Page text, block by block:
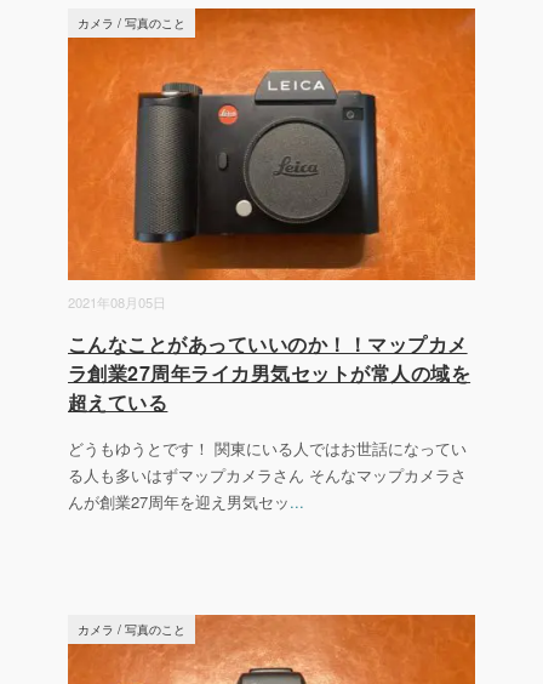
2021年08月05日
カメラ / 写真のこと
こんなことがあっていいのか！！マップカメ
ラ創業27周年ライカ男気セットが常人の域を
超えている
どうもゆうとです！ 関東にいる人ではお世話になってい
る人も多いはずマップカメラさん そんなマップカメラさ
んが創業27周年を迎え男気セッ...
カメラ / 写真のこと